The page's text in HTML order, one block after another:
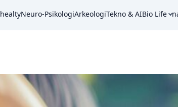
healtyNeuro-PsikologiArkeologiTekno & AIBio Life